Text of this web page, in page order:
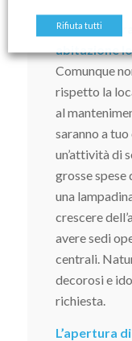
Potrai
abitazione
Comunque
rispetto la
al
saranno a
un’attività di
grosse
una
crescere
avere sedi
centrali.
decorosi e
richiesta.
L’apertura
Rifiuta tutti